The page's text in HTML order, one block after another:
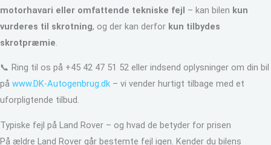
motorhavari eller omfattende tekniske fejl – kan bilen kun
vurderes til skrotning, og der kan derfor kun tilbydes
skrotpræmie.
📞 Ring til os på +45 42 47 51 52 eller indsend oplysninger om din bil
på www.DK-Autogenbrug.dk – vi vender hurtigt tilbage med et
uforpligtende tilbud.
Typiske fejl på Land Rover – og hvad de betyder for prisen
På ældre Land Rover går bestemte fejl igen. Kender du bilens